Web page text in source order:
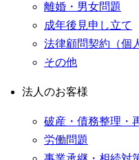
離婚・男女問題
成年後見申し立て
法律顧問契約（個
その他
法人のお客様
破産・債務整理・
労働問題